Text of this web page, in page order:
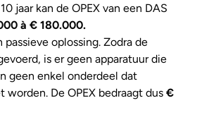
jaar kan de OPEX van een DAS
à € 180.000.
passieve oplossing. Zodra de
is er geen apparatuur die
geen enkel onderdeel dat
worden. De OPEX bedraagt dus €